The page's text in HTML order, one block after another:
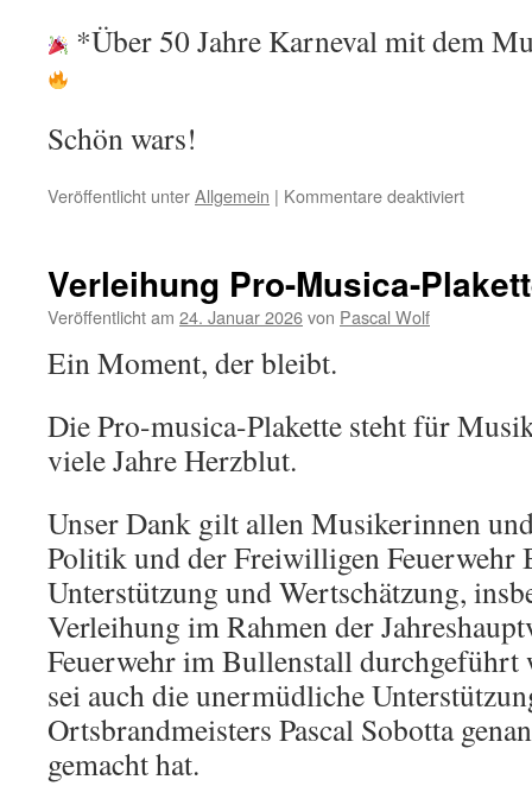
*Über 50 Jahre Karneval mit dem
Schön wars!
Veröffentlicht unterAllgemein | Kommentare deaktiviertfür
Verleihung Pro-Musica-
Veröffentlicht am 24. Januar 2026von Pascal Wolf
Ein Moment, der bleibt.
Die Pro-musica-Plakette steht für
viele Jahre Herzblut.
Unser Dank gilt allen Musikerinnen
Politik und der Freiwilligen Feuerwehr
Unterstützung und Wertschätzung,
Verleihung im Rahmen der
Feuerwehr im Bullenstall durchgeführt
sei auch die unermüdliche
Ortsbrandmeisters Pascal Sobotta
gemacht hat.